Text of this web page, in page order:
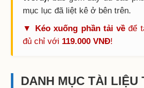
mục lục đã liệt kê ở bên trên.
▼ Kéo xuống phần tải về để
đủ chỉ với 119.000 VNĐ!
DANH MỤC TÀI LIỆU